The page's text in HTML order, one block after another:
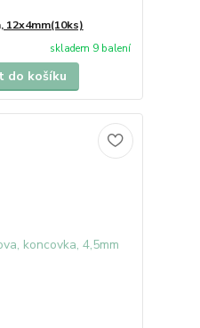
12x4mm(10ks)
skladem 9 balení
do košíku